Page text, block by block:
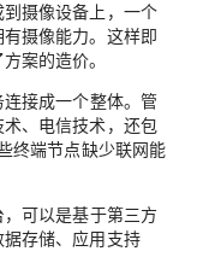
摄像设备上，一个
摄像能力。这样即
案的造价。
接成一个整体。管
、电信技术，还包
终端节点缺少联网能
可以是基于第三方
存储、应用支持